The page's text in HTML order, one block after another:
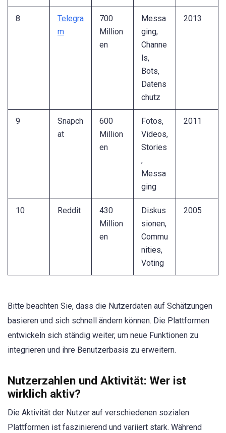
8
Telegra
m
700
Million
en
Messa
ging,
Channe
ls,
Bots,
Datens
chutz
2013
9
Snapch
at
600
Million
en
Fotos,
Videos,
Stories
,
Messa
ging
2011
10 Reddit
430
Million
en
Diskus
sionen,
Commu
nities,
Voting
2005
Bitte beachten Sie, dass die Nutzerdaten auf Schätzungen
basieren und sich schnell ändern können. Die Plattformen
entwickeln sich ständig weiter, um neue Funktionen zu
integrieren und ihre Benutzerbasis zu erweitern.
Nutzerzahlen und Aktivität: Wer ist
wirklich aktiv?
Die Aktivität der Nutzer auf verschiedenen sozialen
Plattformen ist faszinierend und variiert stark. Während